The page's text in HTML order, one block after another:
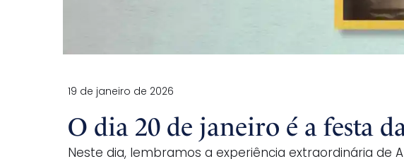
19 de janeiro de 2026
O dia 20 de janeiro é a festa
Neste dia, lembramos a experiência extraordinária de